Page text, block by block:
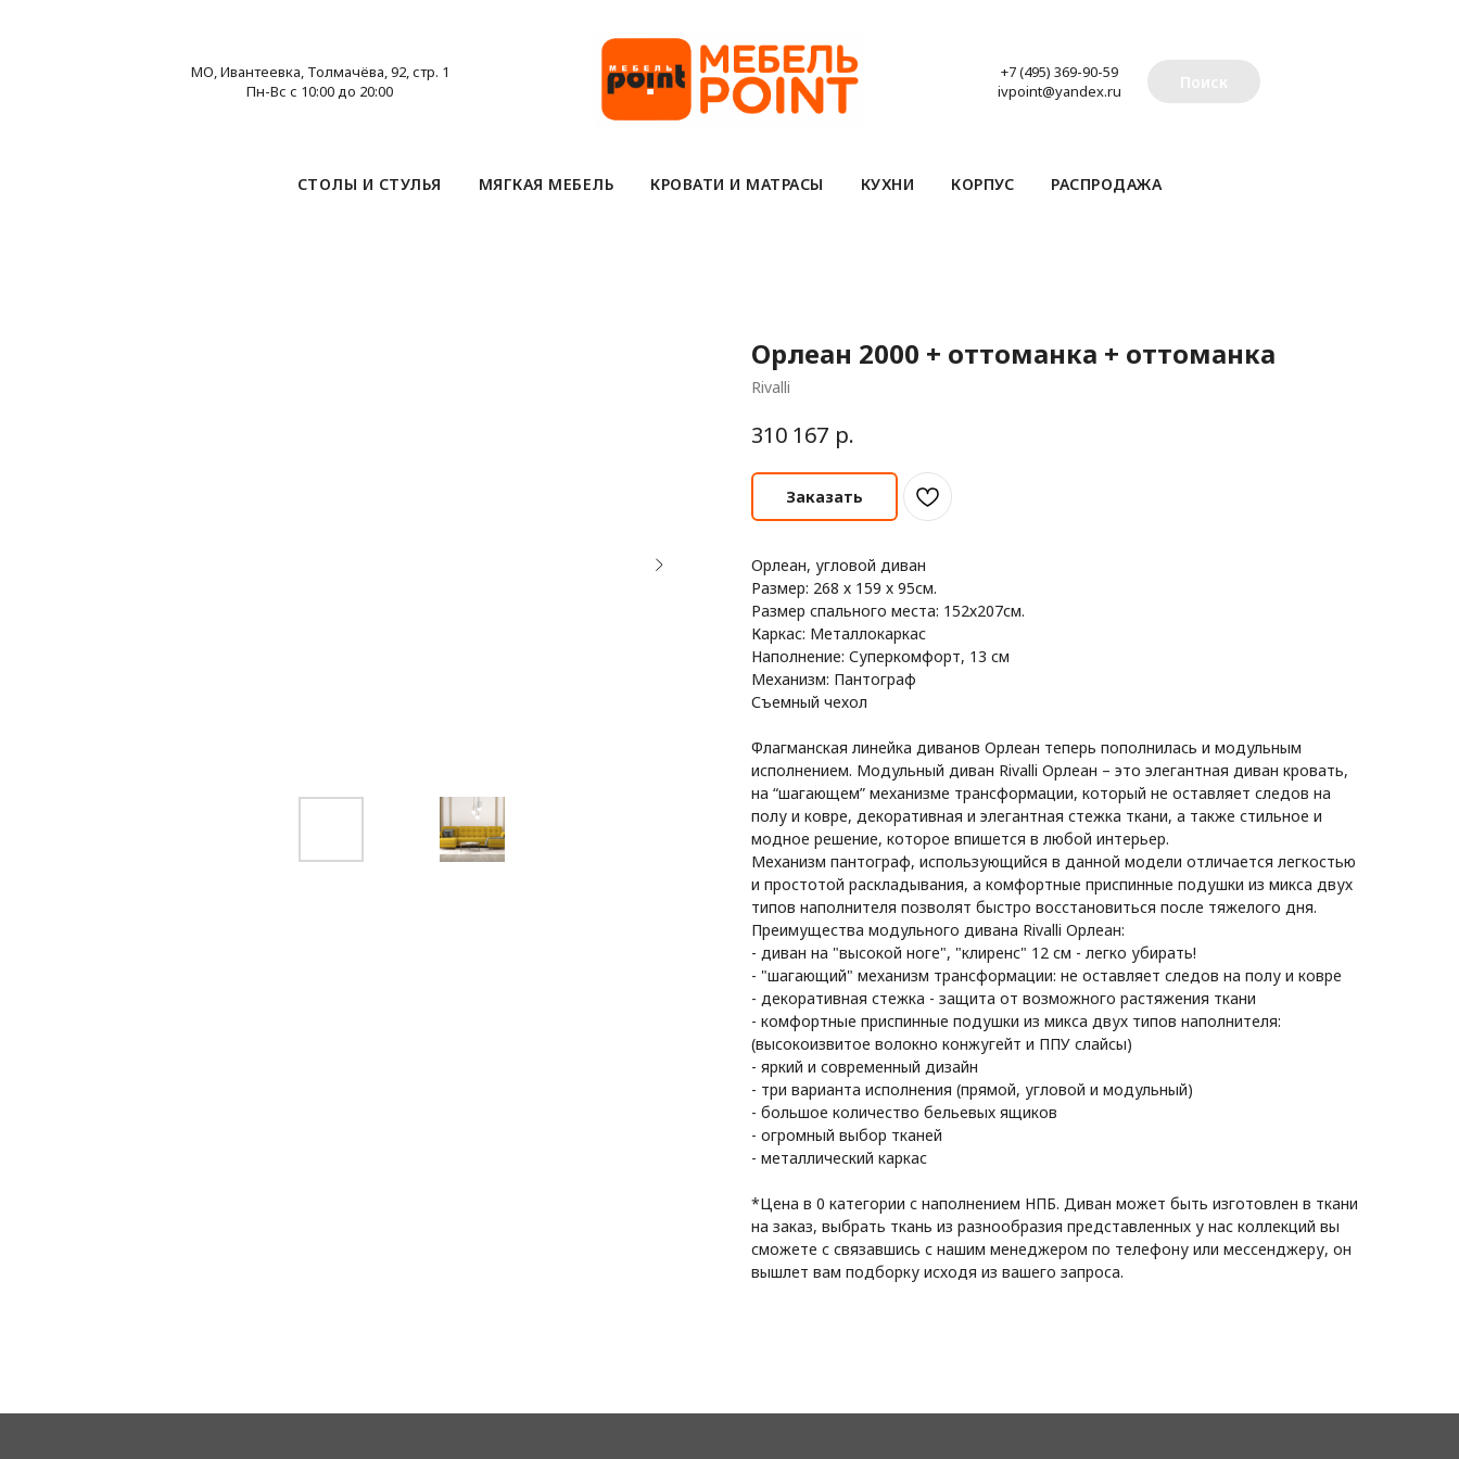
МО, Ивантеевка, Толмачёва, 92, стр. 1
Пн-Вс с 10:00 до 20:00
+7 (495) 369-90-59
ivpoint@yandex.ru
СТОЛЫ И СТУЛЬЯ МЯГКАЯ МЕБЕЛЬ КРОВАТИ И МАТРАСЫ КУХНИ КОРПУС РАСПРОДАЖА
Орлеан 2000 + оттоманка + оттоманка
Rivalli
310 167 р.
Заказать
Орлеан, угловой диван
Размер: 268 х 159 х 95см.
Размер спального места: 152х207см.
Каркас: Металлокаркас
Наполнение: Суперкомфорт, 13 см
Механизм: Пантограф
Съемный чехол
Флагманская линейка диванов Орлеан теперь пополнилась и модульным
исполнением. Модульный диван Rivalli Орлеан – это элегантная диван кровать,
на “шагающем” механизме трансформации, который не оставляет следов на
полу и ковре, декоративная и элегантная стежка ткани, а также стильное и
модное решение, которое впишется в любой интерьер.
Механизм пантограф, использующийся в данной модели отличается легкостью
и простотой раскладывания, а комфортные приспинные подушки из микса двух
типов наполнителя позволят быстро восстановиться после тяжелого дня.
Преимущества модульного дивана Rivalli Орлеан:
- диван на "высокой ноге", "клиренс" 12 см - легко убирать!
- "шагающий" механизм трансформации: не оставляет следов на полу и ковре
- декоративная стежка - защита от возможного растяжения ткани
- комфортные приспинные подушки из микса двух типов наполнителя:
(высокоизвитое волокно конжугейт и ППУ слайсы)
- яркий и современный дизайн
- три варианта исполнения (прямой, угловой и модульный)
- большое количество бельевых ящиков
- огромный выбор тканей
- металлический каркас
*Цена в 0 категории с наполнением НПБ. Диван может быть изготовлен в ткани
на заказ, выбрать ткань из разнообразия представленных у нас коллекций вы
сможете с связавшись с нашим менеджером по телефону или мессенджеру, он
вышлет вам подборку исходя из вашего запроса.